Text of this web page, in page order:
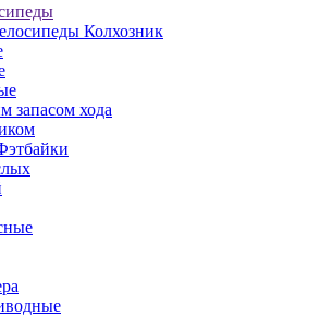
Колхозник
запасом хода